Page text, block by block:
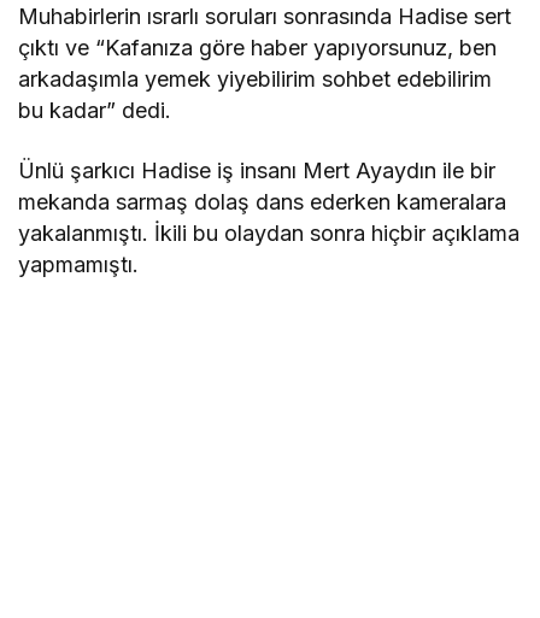
Muhabirlerin ısrarlı soruları sonrasında Hadise sert
çıktı ve “Kafanıza göre haber yapıyorsunuz, ben
arkadaşımla yemek yiyebilirim sohbet edebilirim
bu kadar” dedi.
Ünlü şarkıcı Hadise iş insanı Mert Ayaydın ile bir
mekanda sarmaş dolaş dans ederken kameralara
yakalanmıştı. İkili bu olaydan sonra hiçbir açıklama
yapmamıştı.